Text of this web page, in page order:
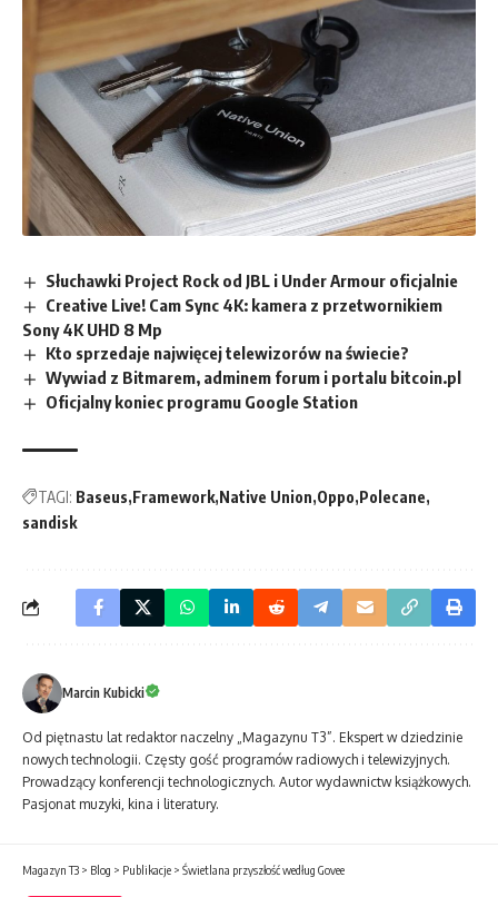
Słuchawki Project Rock od JBL i Under Armour oficjalnie
Creative Live! Cam Sync 4K: kamera z przetwornikiem
Sony 4K UHD 8 Mp
Kto sprzedaje najwięcej telewizorów na świecie?
Wywiad z Bitmarem, adminem forum i portalu bitcoin.pl
Oficjalny koniec programu Google Station
TAGI: Baseus Framework Native Union Oppo Polecane
sandisk
Marcin Kubicki
Od piętnastu lat redaktor naczelny „Magazynu T3”. Ekspert w dziedzinie
nowych technologii. Częsty gość programów radiowych i telewizyjnych.
Prowadzący konferencji technologicznych. Autor wydawnictw książkowych.
Pasjonat muzyki, kina i literatury.
Magazyn T3 > Blog > Publikacje > Świetlana przyszłość według Govee